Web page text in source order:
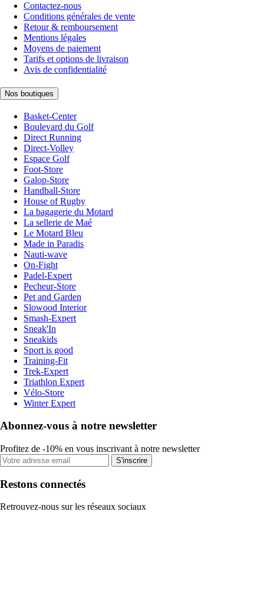
Contactez-nous
Conditions générales de vente
Retour & remboursement
Mentions légales
Moyens de paiement
Tarifs et options de livraison
Avis de confidentialité
Nos boutiques
Basket-Center
Boulevard du Golf
Direct Running
Direct-Volley
Espace Golf
Foot-Store
Galop-Store
Handball-Store
House of Rugby
La bagagerie du Motard
La sellerie de Maé
Le Motard Bleu
Made in Paradis
Nauti-wave
On-Fight
Padel-Expert
Pecheur-Store
Pet and Garden
Slowood Interior
Smash-Expert
Sneak'In
Sneakids
Sport is good
Training-Fit
Trek-Expert
Triathlon Expert
Vélo-Store
Winter Expert
Abonnez-vous à notre newsletter
Profitez de -10% en vous inscrivant à notre newsletter
S'inscrire
Restons connectés
Retrouvez-nous sur les réseaux sociaux